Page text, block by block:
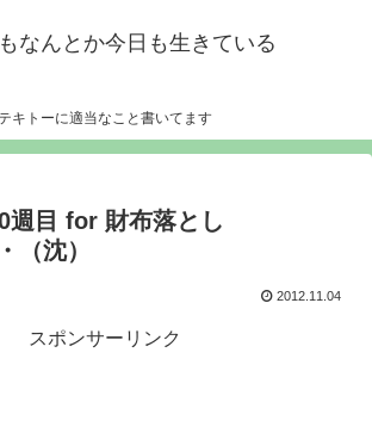
なんとか今日も生きている
テキトーに適当なこと書いてます
週目 for 財布落とし
（沈）
2012.11.04
スポンサーリンク